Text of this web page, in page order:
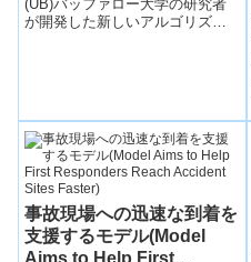
(New algorithm cuts
through ‘noisy’ data to
(UB)バッファロー大学の研究者
が開発した新しいアルゴリズム
事故現場への迅速な到着を
支援するモデル(Model
Aims to Help First